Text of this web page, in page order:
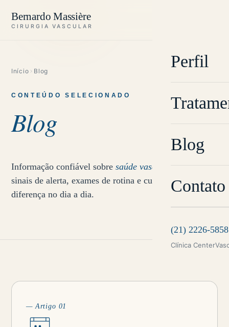
Bernardo Massière
CIRURGIA VASCULAR
Perfil
Blog
Contato
(21) 2226-5858
Clínica
Início Blog
CONTEÚDO SELECIONADO
Blog
Informação confiável sobre saúde vascular: prevenção,
sinais de alerta, exames de rotina e cuidados que fazem
diferença no dia a dia.
— Artigo 01